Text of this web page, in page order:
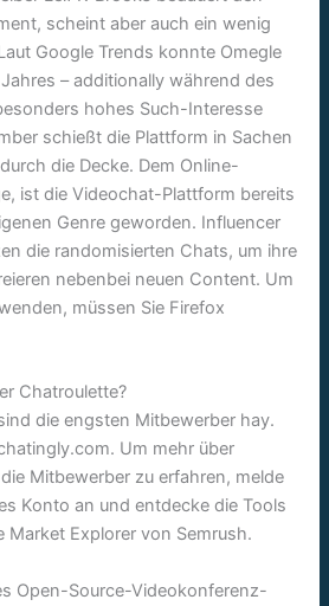
scheint aber auch ein wenig
Google Trends konnte Omegle
– additionally während des
hohes Such-Interesse
schießt die Plattform in Sachen
die Decke. Dem Online-
ist die Videochat-Plattform bereits
Genre geworden. Influencer
die randomisierten Chats, um ihre
nebenbei neuen Content. Um
müssen Sie Firefox
Chatroulette?
die engsten Mitbewerber hay.
Um mehr über
Mitbewerber zu erfahren, melde
Konto an und entdecke die Tools
Market Explorer von Semrush.
Open-Source-Videokonferenz-